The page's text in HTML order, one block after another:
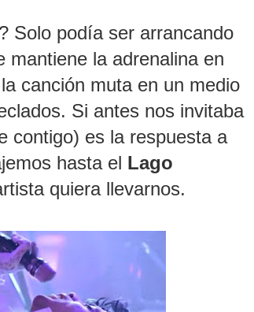
Solo podía ser arrancando
mantiene la adrenalina en
canción muta en un medio
Si antes nos invitaba
contigo) es la respuesta a
hasta el Lago
quiera llevarnos.